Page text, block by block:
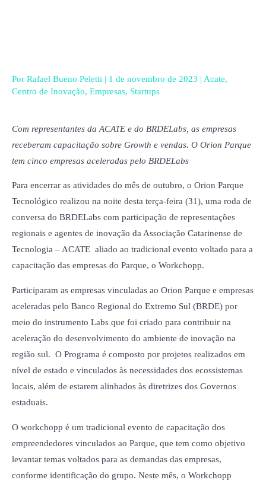
Por Rafael Bueno Peletti | 1 de novembro de 2023 | Acate,
Centro de Inovação, Empresas, Startups
Com representantes da ACATE e do BRDELabs, as empresas
receberam capacitação sobre Growth e vendas. O Orion Parque
tem cinco empresas aceleradas pelo BRDELabs
Para encerrar as atividades do mês de outubro, o Orion Parque
Tecnológico realizou na noite desta terça-feira (31), uma roda de
conversa do BRDELabs com participação de representações
regionais e agentes de inovação da Associação Catarinense de
Tecnologia – ACATE aliado ao tradicional evento voltado para a
capacitação das empresas do Parque, o Workchopp.
Participaram as empresas vinculadas ao Orion Parque e empresas
aceleradas pelo Banco Regional do Extremo Sul (BRDE) por
meio do instrumento Labs que foi criado para contribuir na
aceleração do desenvolvimento do ambiente de inovação na
região sul. O Programa é composto por projetos realizados em
nível de estado e vinculados às necessidades dos ecossistemas
locais, além de estarem alinhados às diretrizes dos Governos
estaduais.
O workchopp é um tradicional evento de capacitação dos
empreendedores vinculados ao Parque, que tem como objetivo
levantar temas voltados para as demandas das empresas,
conforme identificação do grupo. Neste mês, o Workchopp